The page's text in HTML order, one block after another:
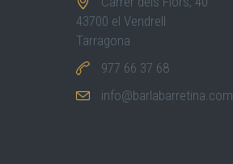
43700 el Vendrell
Tarragona
977 66 37 68
info@barlabarretina.com